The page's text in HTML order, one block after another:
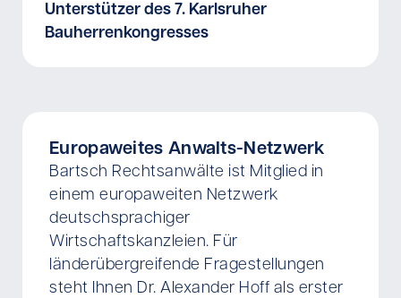
Unterstützer des 7. Karlsruher
Bauherrenkongresses
Europaweites Anwalts-Netzwerk
Bartsch Rechtsanwälte ist Mitglied in
einem europaweiten Netzwerk
deutschsprachiger
Wirtschaftskanzleien. Für
länderübergreifende Fragestellungen
steht Ihnen Dr. Alexander Hoff als erster